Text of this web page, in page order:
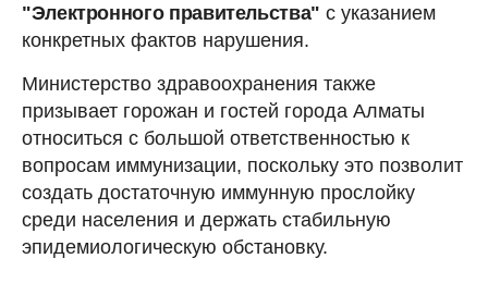
"Электронного правительства" с указанием
конкретных фактов нарушения.
Министерство здравоохранения также
призывает горожан и гостей города Алматы
относиться с большой ответственностью к
вопросам иммунизации, поскольку это позволит
создать достаточную иммунную прослойку
среди населения и держать стабильную
эпидемиологическую обстановку.